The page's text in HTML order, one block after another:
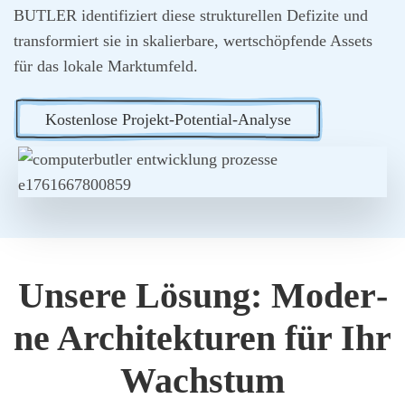
BUT­LER iden­ti­fi­ziert die­se struk­tu­rel­len Defi­zi­te und
trans­for­miert sie in ska­lier­ba­re, wert­schöp­fen­de Assets
für das loka­le Markt­um­feld.
Kos­ten­lo­se Pro­jekt-Poten­ti­al-Ana­ly­se
Unse­re Lösung: Moder­
ne Archi­tek­tu­ren für Ihr
Wachs­tum